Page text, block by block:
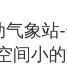
象站
间小